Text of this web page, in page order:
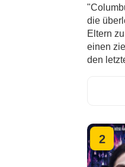
die
Eltern
einen
den
2